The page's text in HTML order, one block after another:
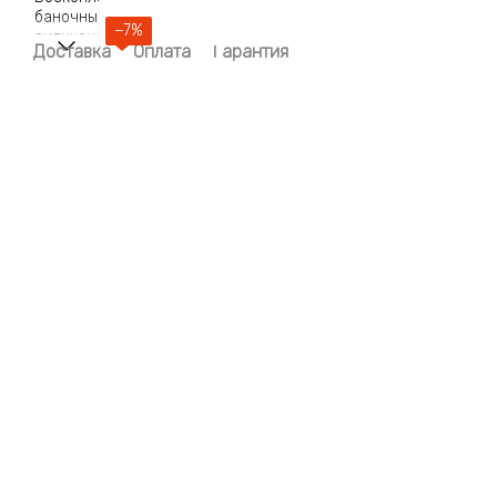
−7%
Доставка Оплата Гарантия